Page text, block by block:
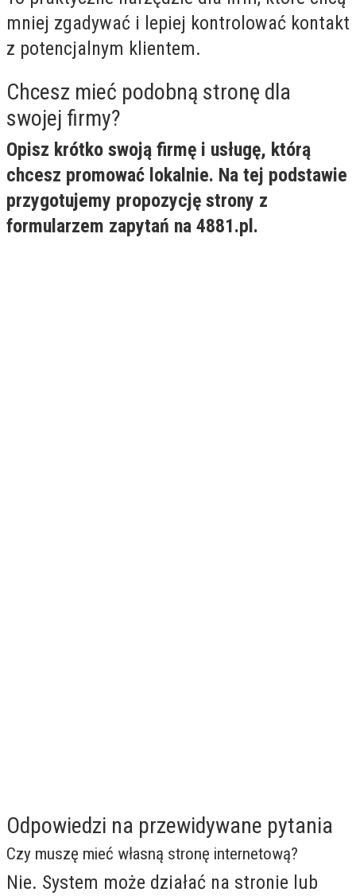
mniej zgadywać i lepiej kontrolować kontakt
z potencjalnym klientem.
Chcesz mieć podobną stronę dla
swojej firmy?
Opisz krótko swoją firmę i usługę, którą
chcesz promować lokalnie. Na tej podstawie
przygotujemy propozycję strony z
formularzem zapytań na 4881.pl.
Odpowiedzi na przewidywane pytania
Czy muszę mieć własną stronę internetową?
Nie. System może działać na stronie lub